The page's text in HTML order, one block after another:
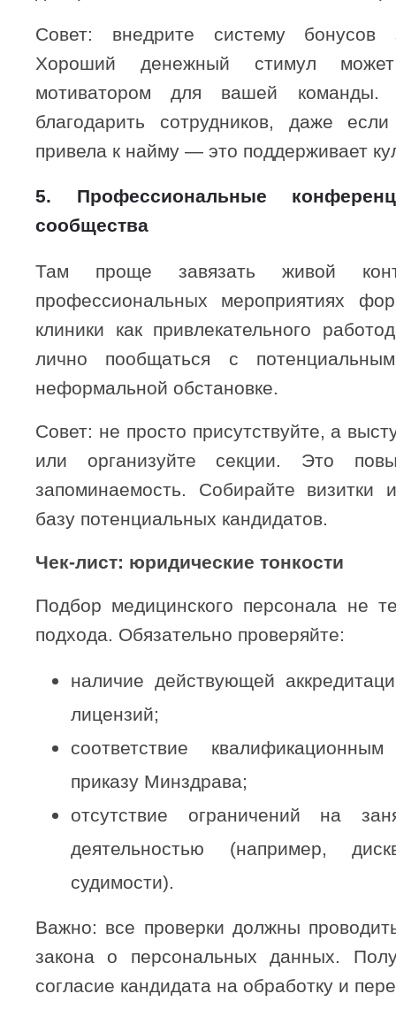
Совет: внедрите систему бонусов
Хороший денежный стимул
мотиватором для вашей
благодарить сотрудников, даже
привела к найму — это поддерживает
5. Профессиональные
сообщества
Там проще завязать живой
профессиональных мероприятиях
клиники как привлекательного
лично пообщаться с
неформальной обстановке.
Совет: не просто присутствуйте, а
или организуйте секции. Это
запоминаемость. Собирайте визитки
базу потенциальных кандидатов.
Чек-лист: юридические тонкости
Подбор медицинского персонала не
подхода. Обязательно проверяйте:
наличие действующей
лицензий;
соответствие
приказу Минздрава;
отсутствие ограничений на
деятельностью (например,
судимости).
Важно: все проверки должны
закона о персональных данных.
согласие кандидата на обработку и